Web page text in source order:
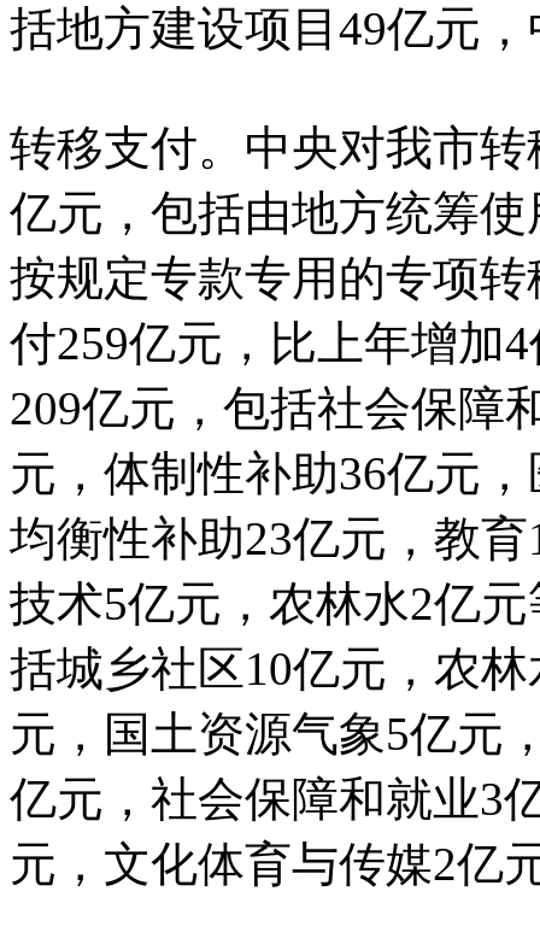
括地方建设项目49亿元
转移支付。中央对我市
亿元，包括由地方统筹
按规定专款专用的专项
付259亿元，比上年增加
209亿元，包括社会保障
元，体制性补助36亿元
均衡性补助23亿元，教
技术5亿元，农林水2亿
括城乡社区10亿元，农
元，国土资源气象5亿元
亿元，社会保障和就业3
元，文化体育与传媒2亿